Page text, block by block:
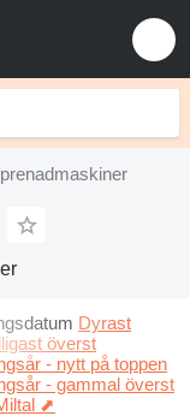
Dyrast
överst
- nytt på toppen
- gammal överst
⬈